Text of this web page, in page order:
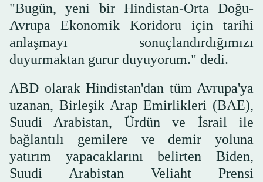
"Bugün, yeni bir Hindistan-Orta Doğu-
Avrupa Ekonomik Koridoru için tarihi
anlaşmayı sonuçlandırdığımızı
duyurmaktan gurur duyuyorum." dedi.
ABD olarak Hindistan'dan tüm Avrupa'ya
uzanan, Birleşik Arap Emirlikleri (BAE),
Suudi Arabistan, Ürdün ve İsrail ile
bağlantılı gemilere ve demir yoluna
yatırım yapacaklarını belirten Biden,
Suudi Arabistan Veliaht Prensi